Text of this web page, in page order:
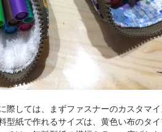
際しては、まずファスナーのカスタマ
型紙で作れるサイズは、黄色い布のタ